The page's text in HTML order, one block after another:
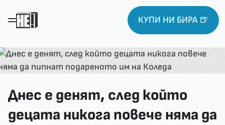
КУПИ НИ БИРА 🍺
Днес е денят, след който
децата никога повече няма да